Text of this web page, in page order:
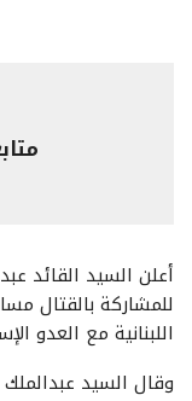
أعلن السيد القائد
للمشاركة بالقتال
اللبنانية مع العدو
وقال السيد